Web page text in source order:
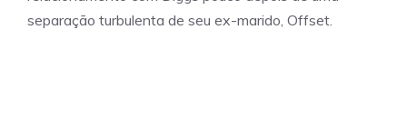
separação turbulenta de seu ex-marido, Offset.